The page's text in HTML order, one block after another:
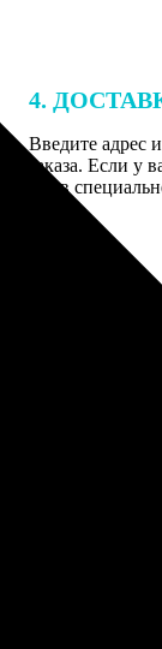
4.
Введите адрес
заказа. Если у
его в
смотрится,